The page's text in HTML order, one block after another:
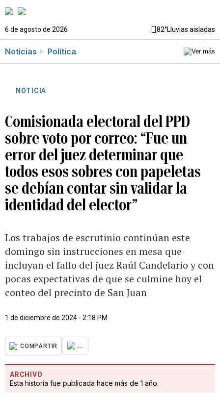
6 de agosto de 2026 82°Lluvias aisladas
Noticias Política
NOTICIA
Comisionada electoral del PPD
sobre voto por correo: “Fue un
error del juez determinar que
todos esos sobres con papeletas
se debían contar sin validar la
identidad del elector”
Los trabajos de escrutinio continúan este
domingo sin instrucciones en mesa que
incluyan el fallo del juez Raúl Candelario y con
pocas expectativas de que se culmine hoy el
conteo del precinto de San Juan
1 de diciembre de 2024 - 2:18 PM
COMPARTIR ...
ARCHIVO
Esta historia fue publicada hace más de 1 año.